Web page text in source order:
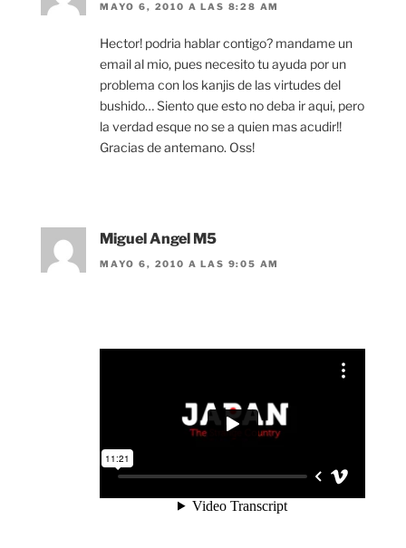
MAYO 6, 2010 A LAS 8:28 AM
Hector! podria hablar contigo? mandame un
email al mio, pues necesito tu ayuda por un
problema con los kanjis de las virtudes del
bushido… Siento que esto no deba ir aqui, pero
la verdad esque no se a quien mas acudir!!
Gracias de antemano. Oss!
Miguel Angel M5
MAYO 6, 2010 A LAS 9:05 AM